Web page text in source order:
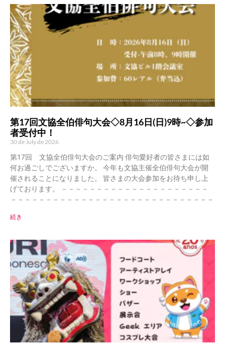
第17回文協全伯俳句大会◇8月16日(日)9時~◇参加
者受付中！
30 de July de 2026
第17回 文協全伯俳句大会のご案内 俳句愛好者の皆さまには如
何お過ごしでございますか。 今年も文協主催全伯俳句大会が開
催されることになりました。 皆さまの大会参加をお待ち申し上
げております。 －－－－－－－－－－－－－－－－－－－－－
－－－－－－－－－－－－－－－－－－－－－－－－－－－－－
続き